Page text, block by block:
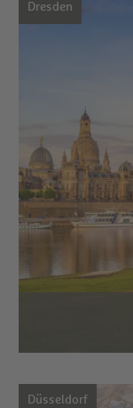
Dresden
Düsseldorf